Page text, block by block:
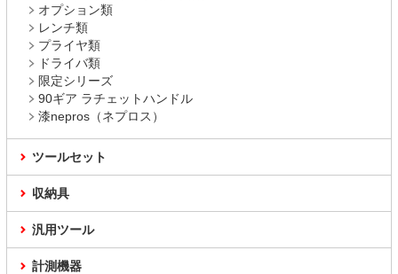
オプション類
レンチ類
プライヤ類
ドライバ類
限定シリーズ
90ギア ラチェットハンドル
漆nepros（ネプロス）
ツールセット
収納具
汎用ツール
計測機器